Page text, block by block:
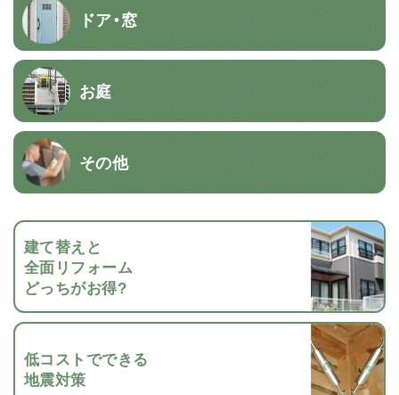
ドア・窓
お庭
その他
建て替えと
全面リフォーム
どっちがお得?
低コストでできる
地震対策